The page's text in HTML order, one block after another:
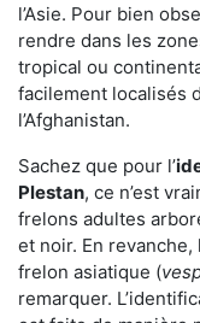
l’Asie. Pour bien
rendre dans les
tropical ou
facilement localisés
l’Afghanistan.
Sachez que pour l’
Plestan, ce n’est
frelons adultes
et noir. En revanche,
frelon asiatique (
remarquer.